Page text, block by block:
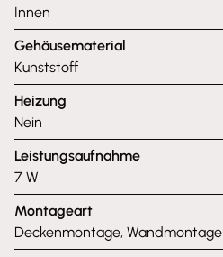
Innen
Gehäusematerial
Kunststoff
Heizung
Nein
Leistungsaufnahme
7 W
Montageart
Deckenmontage, Wandmontage